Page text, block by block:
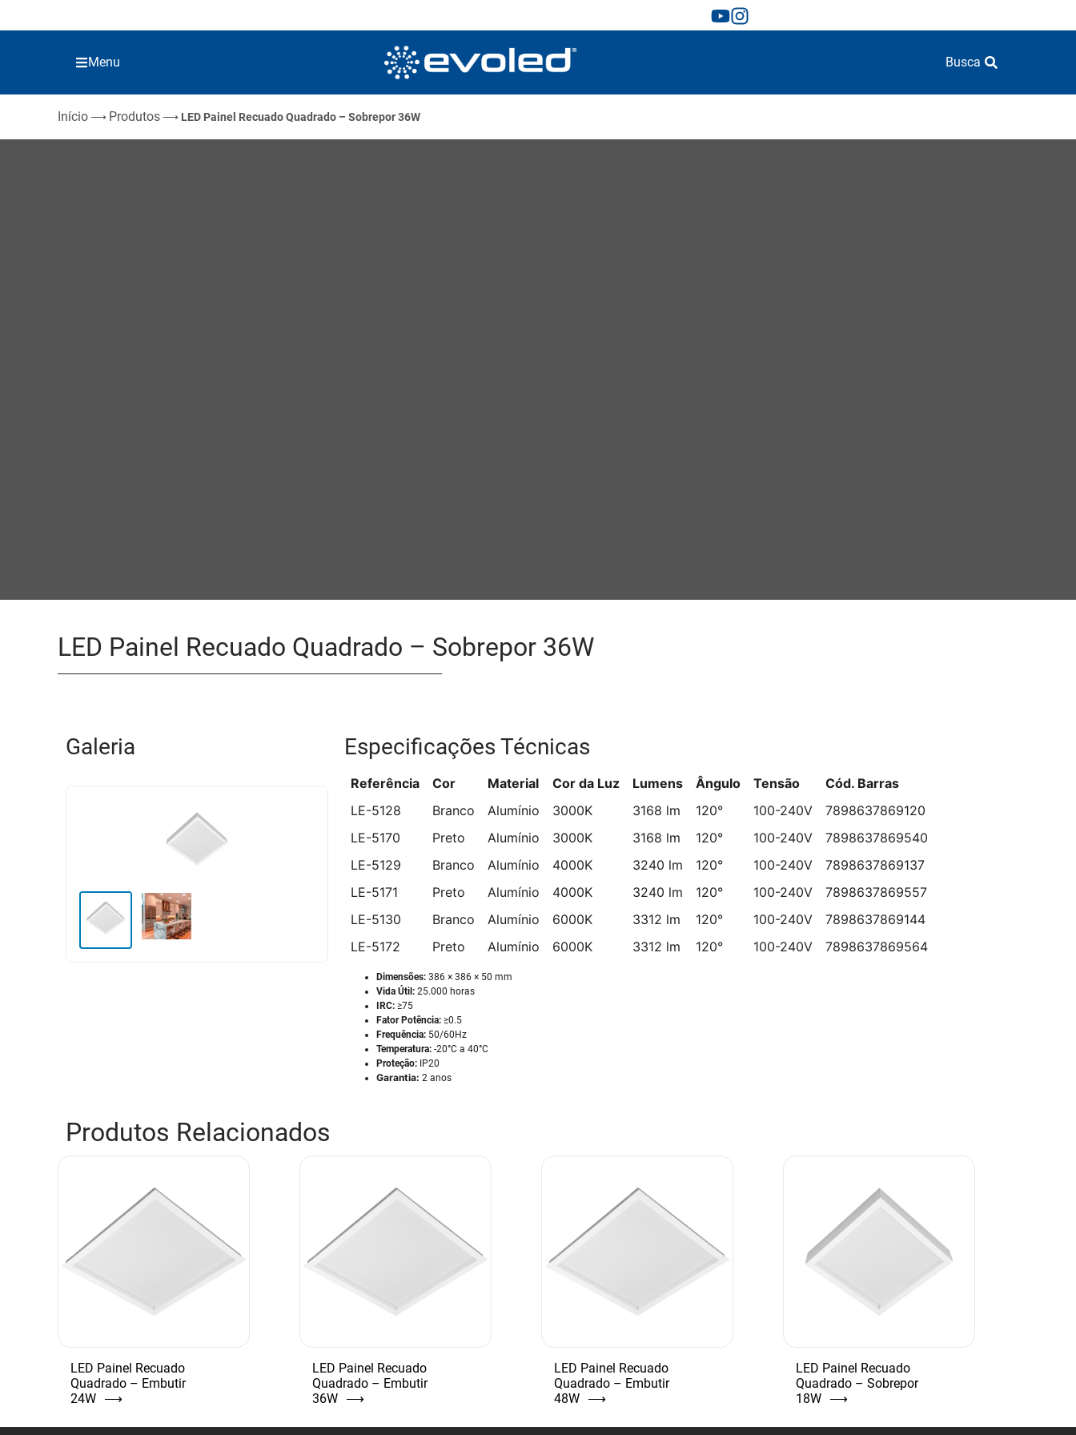
Menu Busca
Início⟶ Produtos⟶ LED Painel Recuado Quadrado – Sobrepor 36W
LED Painel Recuado Quadrado – Sobrepor 36W
Galeria Especificações Técnicas
Referência Cor Material Cor da Luz Lumens Ângulo Tensão
Cód. Barras
LE-5128
Branco Alumínio 3000K 3168 lm 120° 100-240V
7898637869120
LE-5170
Preto Alumínio 3000K 3168 lm 120° 100-240V
7898637869540
LE-5129
Branco Alumínio 4000K 3240 lm 120° 100-240V
7898637869137
LE-5171
Preto Alumínio 4000K 3240 lm 120° 100-240V
7898637869557
LE-5130
Branco Alumínio 6000K 3312 lm 120° 100-240V
7898637869144
LE-5172
Preto Alumínio 6000K 3312 lm 120° 100-240V 7898637869564
Dimensões: 386 × 386 × 50 mm
Vida Útil: 25.000 horas
IRC: ≥75
Fator Potência: ≥0.5
Frequência: 50/60Hz
Temperatura: -20°C a 40°C
Proteção: IP20
Garantia: 2 anos
Produtos Relacionados
LED Painel Recuado
Quadrado – Embutir
24W ⟶
LED Painel Recuado
Quadrado – Embutir
36W ⟶
LED Painel Recuado
Quadrado – Embutir
48W ⟶
LED Painel Recuado
Quadrado – Sobrepor
18W ⟶